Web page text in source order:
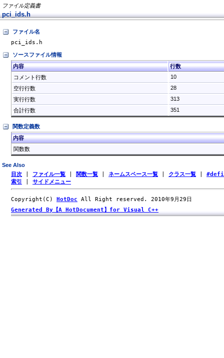
ファイル定義書
pci_ids.h
ファイル名
pci_ids.h
ソースファイル情報
内容
行数
コメント行数
10
空行行数
28
実行行数
313
合計行数
351
関数定義数
内容
関数数
See Also
目次 ファイル一覧 関数一覧 ネームスペース一覧 クラス一覧
索引
サイドメニュー
Copyright(C) HotDoc All Right reserved. 2010年9月29日
Generated By【A HotDocument】for Visual C++